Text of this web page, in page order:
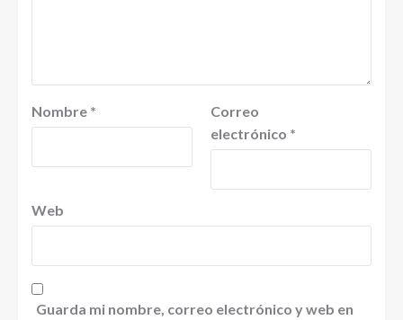
Nombre *
Correo
electrónico *
Web
Guarda mi nombre, correo electrónico y web en